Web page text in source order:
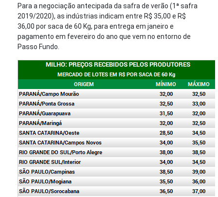
Para a negociação antecipada da safra de verão (1ª safra
2019/2020), as indústrias indicam entre R$ 35,00 e R$
36,00 por saca de 60 Kg, para entrega em janeiro e
pagamento em fevereiro do ano que vem no entorno de
Passo Fundo.